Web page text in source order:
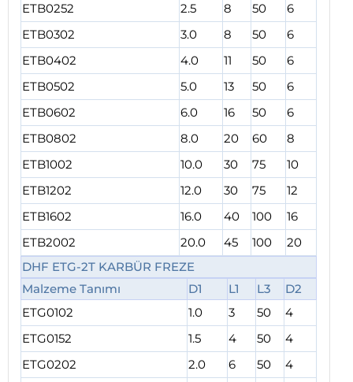
ETB0252
2.5 8 50
6
ETB0302
3.0 8 50
6
ETB0402
4.0 11 50
6
ETB0502
5.0 13 50
6
ETB0602
6.0 16 50
6
ETB0802
8.0 20 60
8
ETB1002
10.0 30 75
10
ETB1202
12.0 30 75
12
ETB1602
16.0 40 100
16
ETB2002
20.0 45 100
20
DHF ETG-2T KARBÜR FREZE
Malzeme Tanımı
D1 L1 L3
D2
ETG0102
1.0 3 50
4
ETG0152
1.5 4 50
4
ETG0202
2.0 6 50
4